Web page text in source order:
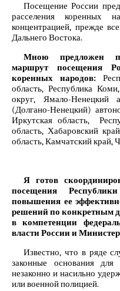
Посещение России
расселения коренных
концентрацией, прежде
Дальнего Востока.
Мною предложен
маршрут посещения
коренных народов:
область, Республика
округ, Ямало-Ненецкий
(Долгано-Ненецкий)
Иркутская область,
область, Хабаровский
область, Камчатский край,
Я готов
посещения
повышения ее
решений по конкретным
в компетенции
власти России и
Известно, что в ряде
законные основания
незаконно и насильно
или военной полицией.